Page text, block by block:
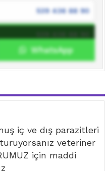
539 436 88 90
gönder
WhatsApp
iç ve dış parazitleri
veteriner
için maddi